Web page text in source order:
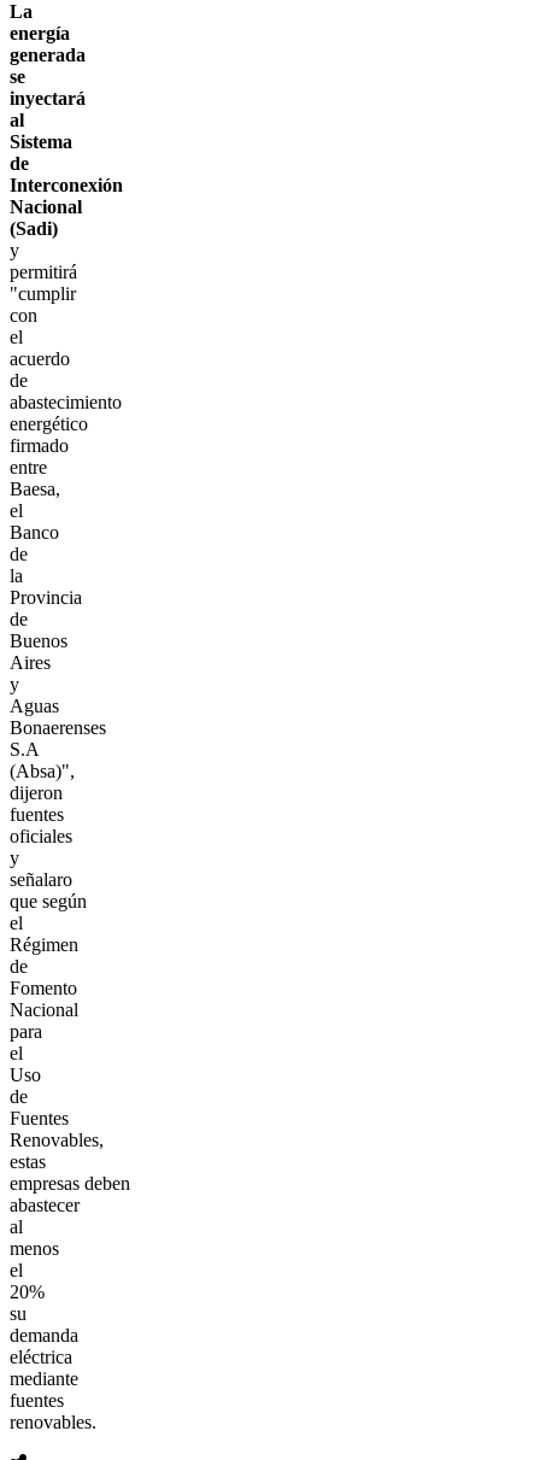
La
energía
generada
se
inyectará
al
Sistema
de
Interconexión
Nacional
(Sadi)
y
permitirá
"cumplir
con
el
acuerdo
de
abastecimiento
energético
firmado
entre
Baesa,
el
Banco
de
la
Provincia
de
Buenos
Aires
y
Aguas
Bonaerenses
S.A
(Absa)",
dijeron
fuentes
oficiales
y
señalaro
que según
el
Régimen
de
Fomento
Nacional
para
el
Uso
de
Fuentes
Renovables,
estas
empresas deben
abastecer
al
menos
el
20%
su
demanda
eléctrica
mediante
fuentes
renovables.